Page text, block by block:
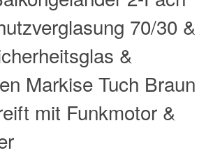
70/30 &
&
Markise Tuch Braun
mit Funkmotor &